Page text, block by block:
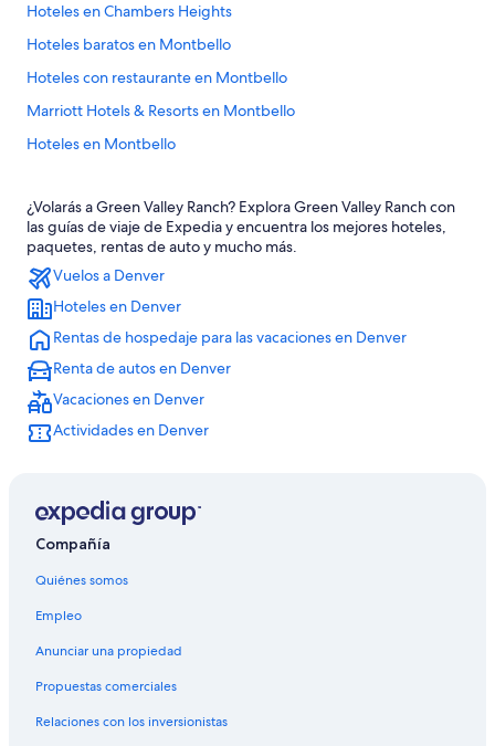
Hoteles en Chambers Heights
Hoteles baratos en Montbello
Hoteles con restaurante en Montbello
Marriott Hotels & Resorts en Montbello
Hoteles en Montbello
Hoteles románticos en Gateway
Hoteles cerca de Aurora Sports Park
Hoteles 2 estrellas en Aurora
Hoteles 3 estrellas en Aurora
Hoteles 5 estrellas en Aurora
Cabañas en Aurora
Tiendas de campaña en Aurora
Casas de ciudad en Aurora
Casas vacacionales en Aurora
Resorts en Aurora
Apartamentos en Aurora
Ranchos en Aurora
¿Volarás a Green Valley Ranch? Explora Green Valley Ranch con
las guías de viaje de Expedia y encuentra los mejores hoteles,
paquetes, rentas de auto y mucho más.
Vuelos a Denver
Hoteles en Denver
Rentas de hospedaje para las vacaciones en Denver
Renta de autos en Denver
Vacaciones en Denver
Actividades en Denver
Compañía
Quiénes somos
Empleo
Anunciar una propiedad
Propuestas comerciales
Relaciones con los inversionistas